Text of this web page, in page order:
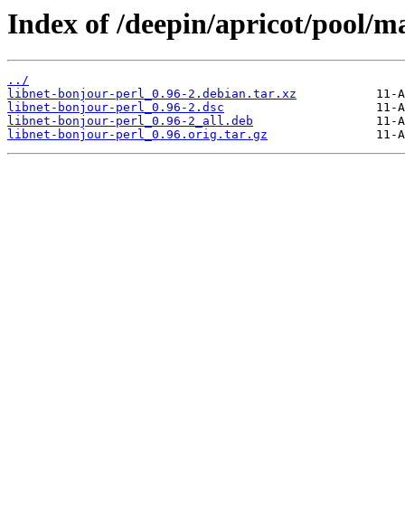
Index of /deepin/apricot/pool/
../
libnet-bonjour-perl_0.96-2.debian.tar.xz
libnet-bonjour-perl_0.96-2.dsc
libnet-bonjour-perl_0.96-2_all.deb
libnet-bonjour-perl_0.96.orig.tar.gz